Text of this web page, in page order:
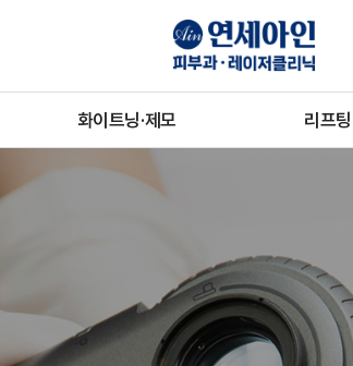
화이트닝·제모
더블토닝
리프
실